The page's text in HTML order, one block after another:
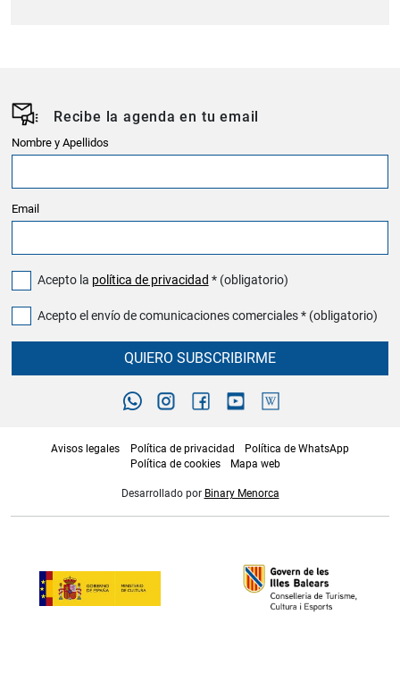
Recibe la agenda en tu email
Nombre y Apellidos
Email
Acepto la política de privacidad * (obligatorio)
Acepto el envío de comunicaciones comerciales * (obligatorio)
QUIERO SUBSCRIBIRME
Avisos legales Política de privacidad
Política de WhatsApp
Política de cookies
Mapa web
Desarrollado por Binary Menorca